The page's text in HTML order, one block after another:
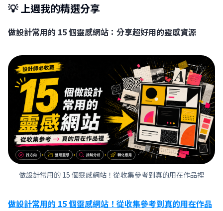
💡 上週我的精選分享
做設計常用的 15 個靈感網站：分享超好用的靈感資源
做設計常用的 15 個靈感網站！從收集參考到真的用在作品裡
做設計常用的 15 個靈感網站！從收集參考到真的用在作品